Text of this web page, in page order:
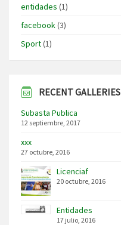
entidades (1)
facebook(3)
Sport(1)
RECENT GALLERIES
Subasta Publica
12 septiembre, 2017
xxx
27 octubre, 2016
Licenciaf
20 octubre, 2016
Entidades
17 julio, 2016